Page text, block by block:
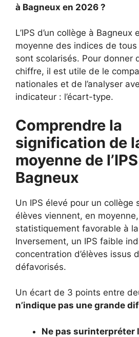
à Bagneux en 2026 ?
L’IPS d’un collège à
moyenne des indices de
sont scolarisés. Pour donner
chiffre, il est utile de le
nationales et de l’analyser
indicateur : l’écart-type.
Comprendre la
signification de
moyenne de
Bagneux
Un IPS élevé pour un collège
élèves viennent, en
statistiquement favorable à
Inversement, un IPS faible
concentration d’élèves issus
défavorisés.
Un écart de 3 points entre
n’indique pas une grande
Ne pas surinterpréter